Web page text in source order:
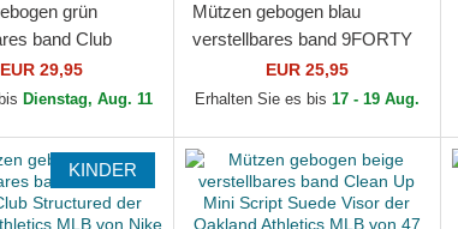
grün
band Club
UV Poly Ripstop
Athletics MLB...
EUR 29,95
Dienstag, Aug. 11
Mützen gebogen blau
verstellbares band 9FORTY
League Essential der
Oakland Athletics MLB von
EUR 25,95
Erhalten Sie es bis 17 - 19 Aug.
KINDER